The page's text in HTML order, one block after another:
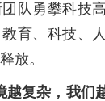
队勇攀科技
育、科技、
放。
复杂，我们